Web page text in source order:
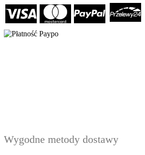
Wygodne metody dostawy